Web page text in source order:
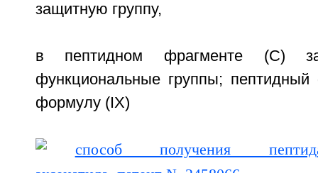
защитную группу,
в пептидном фрагменте (С)
функциональные группы;
формулу (IX)